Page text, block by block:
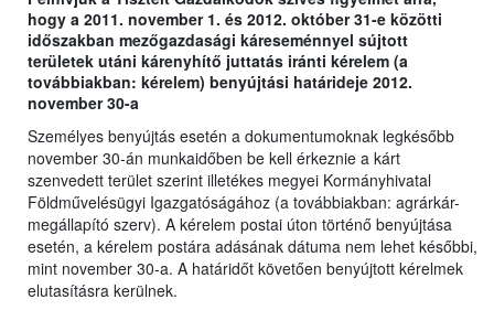
hogy a 2011. november 1. és 2012. október 31-e közötti
időszakban mezőgazdasági káreseménnyel sújtott
területek utáni kárenyhítő juttatás iránti kérelem (a
továbbiakban: kérelem) benyújtási határideje 2012.
november 30-a
Személyes benyújtás esetén a dokumentumoknak legkésőbb
november 30-án munkaidőben be kell érkeznie a kárt
szenvedett terület szerint illetékes megyei Kormányhivatal
Földművelésügyi Igazgatóságához (a továbbiakban: agrárkár-
megállapító szerv). A kérelem postai úton történő benyújtása
esetén, a kérelem postára adásának dátuma nem lehet későbbi,
mint november 30-a. A határidőt követően benyújtott kérelmek
elutasításra kerülnek.